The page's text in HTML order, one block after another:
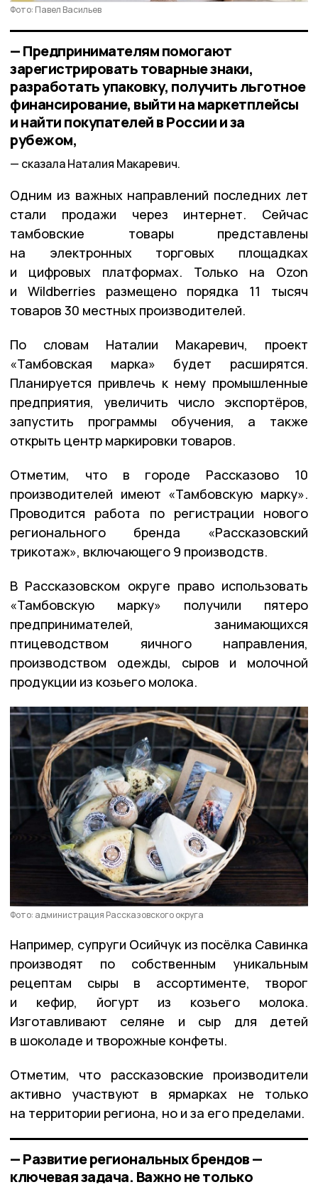
Фото: Павел Васильев
— Предпринимателям помогают
зарегистрировать товарные знаки,
разработать упаковку, получить льготное
финансирование, выйти на маркетплейсы
и найти покупателей в России и за
рубежом,
сказала Наталия Макаревич.
Одним из важных направлений последних лет
стали продажи через интернет. Сейчас
тамбовские товары представлены
на электронных торговых площадках
и цифровых платформах. Только на Ozon
и Wildberries размещено порядка 11 тысяч
товаров 30 местных производителей.
По словам Наталии Макаревич, проект
«Тамбовская марка» будет расширятся.
Планируется привлечь к нему промышленные
предприятия, увеличить число экспортёров,
запустить программы обучения, а также
открыть центр маркировки товаров.
Отметим, что в городе Рассказово 10
производителей имеют «Тамбовскую марку».
Проводится работа по регистрации нового
регионального бренда «Рассказовский
трикотаж», включающего 9 производств.
В Рассказовском округе право использовать
«Тамбовскую марку» получили пятеро
предпринимателей, занимающихся
птицеводством яичного направления,
производством одежды, сыров и молочной
продукции из козьего молока.
Фото: администрация Рассказовского округа
Например, супруги Осийчук из посёлка Савинка
производят по собственным уникальным
рецептам сыры в ассортименте, творог
и кефир, йогурт из козьего молока.
Изготавливают селяне и сыр для детей
в шоколаде и творожные конфеты.
Отметим, что рассказовские производители
активно участвуют в ярмарках не только
на территории региона, но и за его пределами.
— Развитие региональных брендов —
ключевая задача. Важно не только